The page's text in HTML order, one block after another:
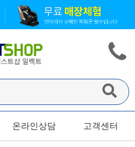
온라인상담 고객센터